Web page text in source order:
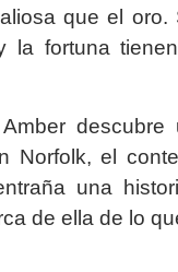
que el
la fortuna
Norfolk, el
una
de ella de lo